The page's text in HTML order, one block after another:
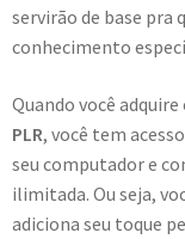
servirão de base pra
conhecimento
Quando você
PLR, você tem
seu computador e
ilimitada. Ou seja,
adiciona seu toque